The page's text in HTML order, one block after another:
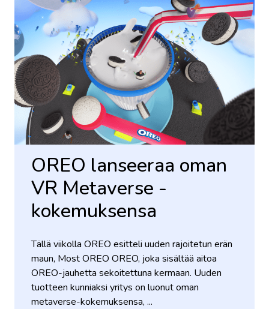
OREO lanseeraa oman
VR Metaverse -
kokemuksensa
Tällä viikolla OREO esitteli uuden rajoitetun erän
maun, Most OREO OREO, joka sisältää aitoa
OREO-jauhetta sekoitettuna kermaan. Uuden
tuotteen kunniaksi yritys on luonut oman
metaverse-kokemuksensa, ...